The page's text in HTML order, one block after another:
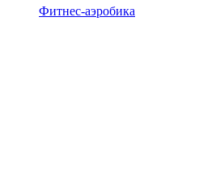
Фитнес-аэробика